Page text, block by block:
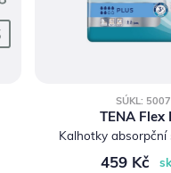
SÚKL:
TENA Flex
Kalhotky absorpční
459 Kč